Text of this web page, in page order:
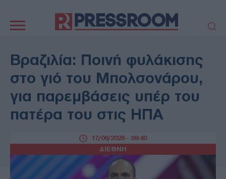
πλοήγηση
ΠΟΛΙΤΙΚΗ
ΤΟΥΡΚΙΑ
ΟΙΚΟΝΟΜΙΑ
ΕΛΛΑΔΑ
ΕΚΚΛΗΣΙΑ
ΑΜΥΝΑ
ΔΙΕΘΝΗ
ΚΥΠΡΟΣ
MEDIA
LIFESTYLE
AUTO - MOTO
ΓΑΣΤΡΟΝΟΜΙΑ
ΥΓΕΙΑ
ΤΕΧΝΟΛΟΓΙΑ
ΖΩΔΙΑ
Βραζιλία: Ποινή φυλάκισης
στο γιό του Μπολσονάρου,
για παρεμβάσεις υπέρ του
πατέρα του στις ΗΠΑ
ΔΙΕΘΝΗ
17/06/2026 - 09:40